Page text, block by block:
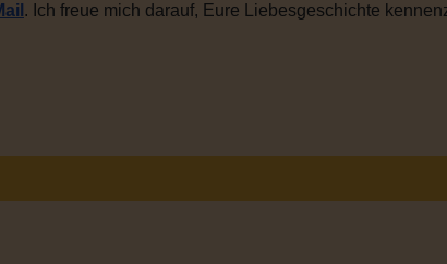
. Ich freue mich darauf, Eure Liebesgeschichte